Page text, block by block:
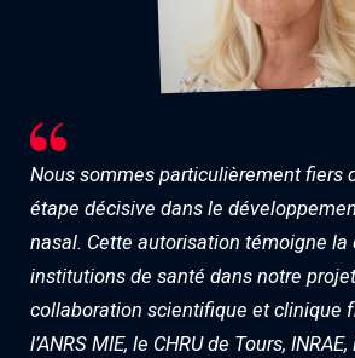
Nous sommes particulièrement fiers
étape décisive dans le
nasal. Cette autorisation témoigne la
institutions de santé dans notre
collaboration scientifique et clinique
l’ANRS MIE, le CHRU de Tours,